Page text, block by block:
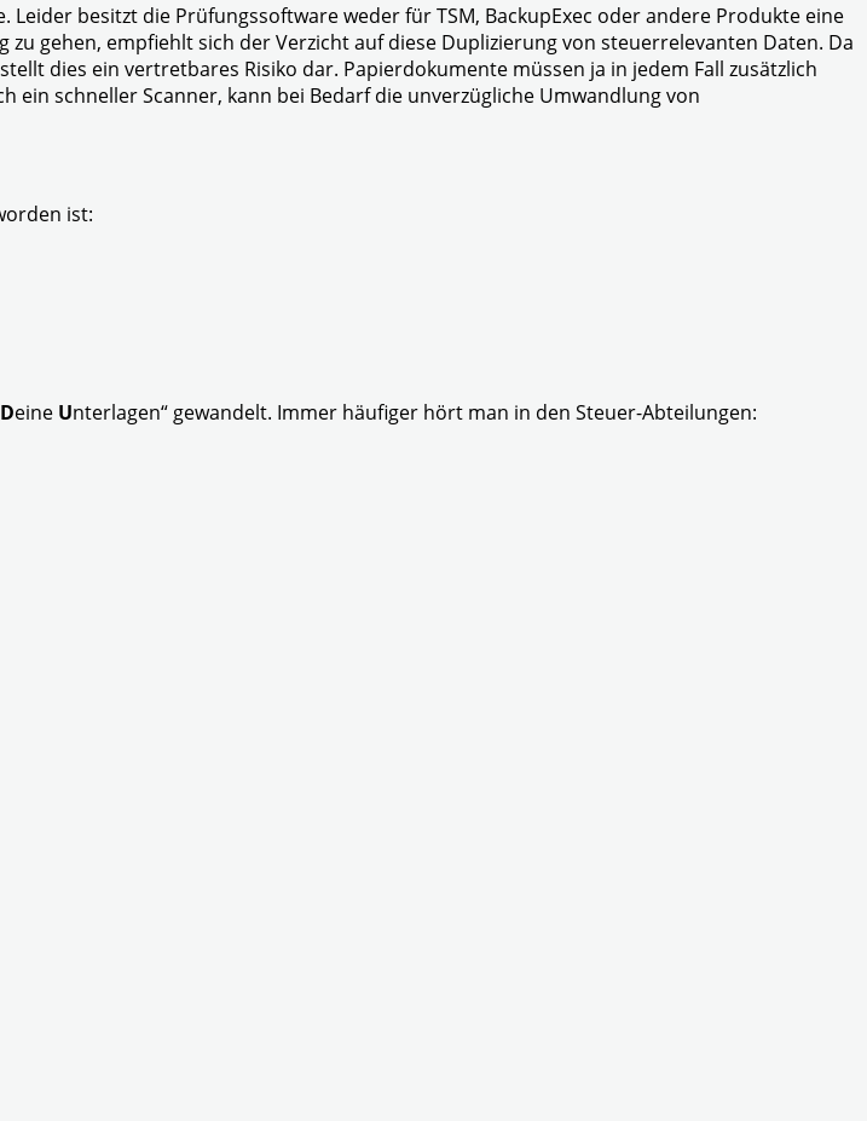
besitzt die Prüfungssoftware weder für TSM, BackupExec oder andere Produkte eine
gehen, empfiehlt sich der Verzicht auf diese Duplizierung von steuerrelevanten Daten. Da
dies ein vertretbares Risiko dar. Papierdokumente müssen ja in jedem Fall zusätzlich
schneller Scanner, kann bei Bedarf die unverzügliche Umwandlung von
ist:
Deine Unterlagen“ gewandelt. Immer häufiger hört man in den Steuer-Abteilungen: